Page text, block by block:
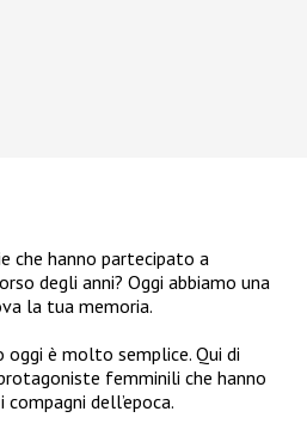
che hanno partecipato a
degli anni? Oggi abbiamo una
la tua memoria.
è molto semplice. Qui di
femminili che hanno
dell’epoca.